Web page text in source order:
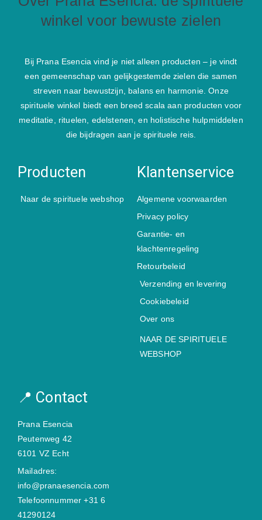
winkel voor bewuste zielen
Bij Prana Esencia vind je niet alleen producten – je vindt
een gemeenschap van gelijkgestemde zielen die samen
streven naar bewustzijn, balans en harmonie. Onze
spirituele winkel biedt een breed scala aan producten voor
meditatie, rituelen, edelstenen, en holistische hulpmiddelen
die bijdragen aan je spirituele reis.
Producten
Naar de spirituele webshop
Klantenservice
Algemene voorwaarden
Privacy policy
Garantie- en
klachtenregeling
Retourbeleid
Verzending en levering
Cookiebeleid
Over ons
NAAR DE SPIRITUELE
WEBSHOP
📍 Contact
Prana Esencia
Peutenweg 42
6101 VZ Echt
Mailadres:
info@pranaesencia.com
Telefoonnummer +31 6
41290124